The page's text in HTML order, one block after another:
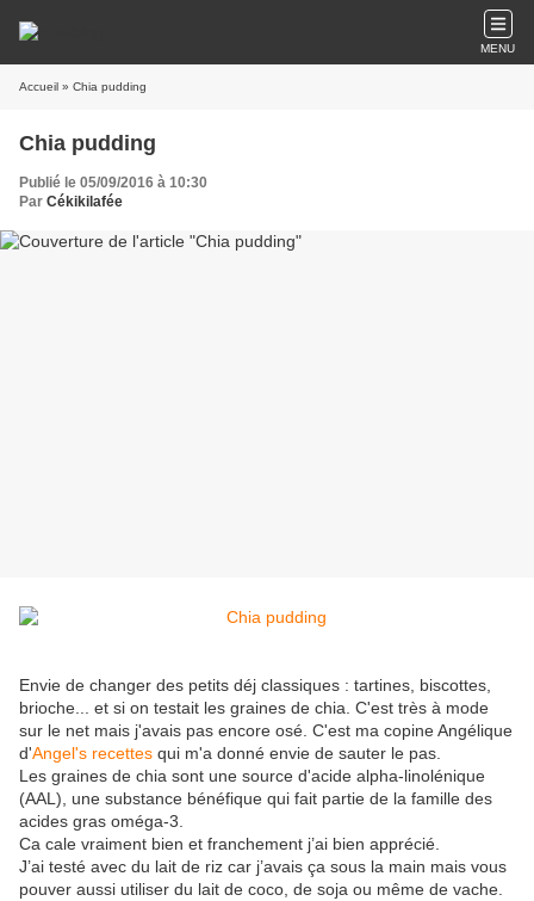
MENU
Accueil » Chia pudding
Chia pudding
Publié le 05/09/2016 à 10:30
Par Cékikilafée
Envie de changer des petits déj classiques : tartines, biscottes,
brioche... et si on testait les graines de chia. C'est très à mode
sur le net mais j'avais pas encore osé. C'est ma copine Angélique
d'Angel's recettes qui m'a donné envie de sauter le pas.
Les graines de chia sont une source d'acide alpha-linolénique
(AAL), une substance bénéfique qui fait partie de la famille des
acides gras oméga-3.
Ca cale vraiment bien et franchement j’ai bien apprécié.
J’ai testé avec du lait de riz car j’avais ça sous la main mais vous
pouver aussi utiliser du lait de coco, de soja ou même de vache.